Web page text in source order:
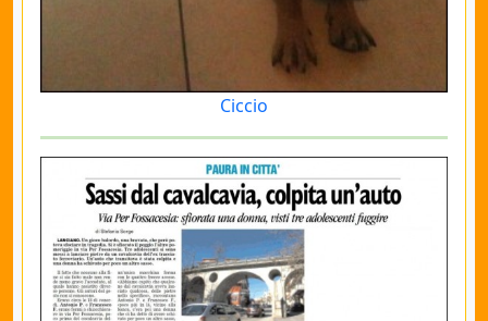
Ciccio